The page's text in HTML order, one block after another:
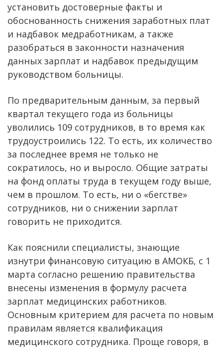
установить достоверные факты и
обоснованность снижения заработных плат
и надбавок медработникам, а также
разобраться в законности назначения
данных зарплат и надбавок предыдущим
руководством больницы.
По предварительным данным, за первый
квартал текущего года из больницы
уволились 109 сотрудников, в то время как
трудоустроились 122. То есть, их количество
за последнее время не только не
сократилось, но и выросло. Общие затраты
на фонд оплаты труда в текущем году выше,
чем в прошлом. То есть, ни о «бегстве»
сотрудников, ни о снижении зарплат
говорить не приходится.
Как пояснили специалисты, знающие
изнутри финансовую ситуацию в АМОКБ, с 1
марта согласно решению правительства
внесены изменения в формулу расчета
зарплат медицинских работников.
Основным критерием для расчета по новым
правилам является квалификация
медицинского сотрудника. Проще говоря, в